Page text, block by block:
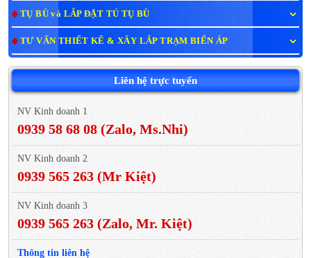
TỤ BÙ và LẮP ĐẶT TỦ TỤ BÙ
TƯ VẤN THIẾT KẾ & XÂY LẮP TRẠM BIẾN ÁP
Liên hệ trực tuyến
NV Kinh doanh 1
0939 58 68 08 (Zalo, Ms.Nhi)
NV Kinh doanh 2
0939 565 263 (Mr Kiệt)
NV Kinh doanh 3
0939 565 263 (Zalo, Mr. Kiệt)
Thông tin liên hệ